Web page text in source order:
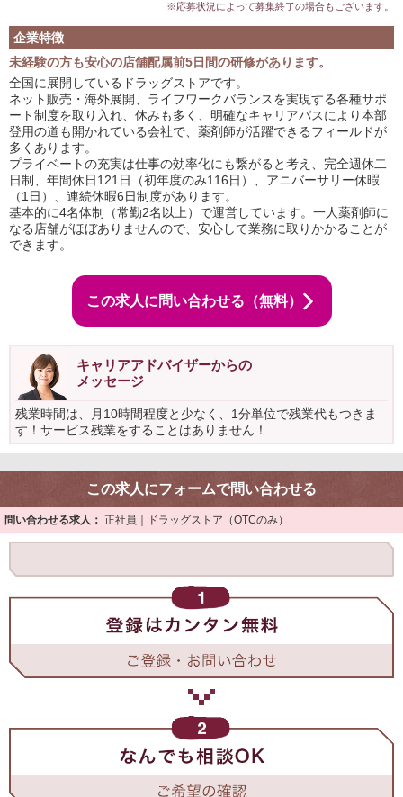
※応募状況によって募集終了の場合もございます。
企業特徴
未経験の方も安心の店舗配属前5日間の研修があります。
全国に展開しているドラッグストアです。
ネット販売・海外展開、ライフワークバランスを実現する各種サポ
ート制度を取り入れ、休みも多く、明確なキャリアパスにより本部
登用の道も開かれている会社で、薬剤師が活躍できるフィールドが
多くあります。
プライベートの充実は仕事の効率化にも繋がると考え、完全週休二
日制、年間休日121日（初年度のみ116日）、アニバーサリー休暇
（1日）、連続休暇6日制度があります。
基本的に4名体制（常勤2名以上）で運営しています。一人薬剤師に
なる店舗がほぼありませんので、安心して業務に取りかかることが
できます。
この求人に問い合わせる（無料）
キャリアアドバイザーからの
メッセージ
残業時間は、月10時間程度と少なく、1分単位で残業代もつきま
す！サービス残業をすることはありません！
この求人にフォームで問い合わせる
問い合わせる求人： 正社員｜ドラッグストア（OTCのみ）